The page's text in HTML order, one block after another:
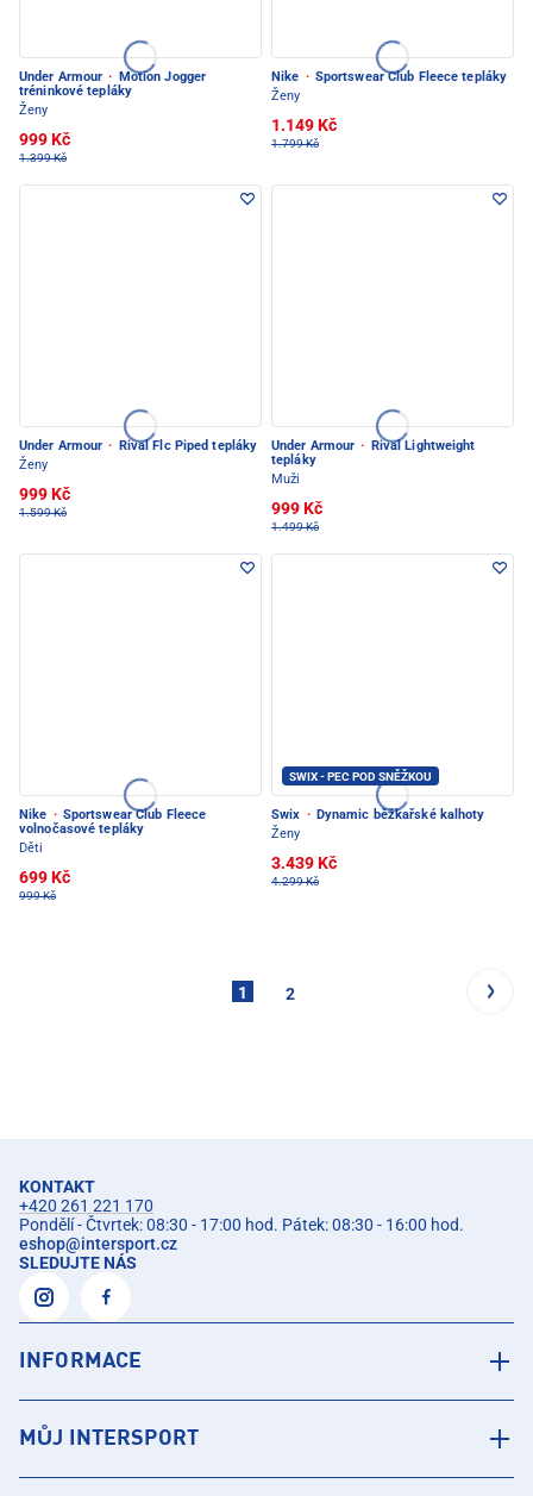
Under Armour ·
Motion Jogger
tréninkové tepláky
Ženy
999 Kč
1.399 Kč
Nike · Sportswear Club Fleece tepláky
Ženy
1.149 Kč
1.799 Kč
Under Armour ·
Rival Flc Piped tepláky
Ženy
999 Kč
1.599 Kč
Under Armour ·
Rival Lightweight
tepláky
Muži
999 Kč
1.499 Kč
Nike · Sportswear Club Fleece
volnočasové tepláky
Děti
699 Kč
999 Kč
SWIX - PEC POD SNĚŽKOU
Swix · Dynamic běžkařské kalhoty
Ženy
3.439 Kč
4.299 Kč
1 2
KONTAKT
+420 261 221 170
Pondělí - Čtvrtek: 08:30 - 17:00 hod. Pátek: 08:30 - 16:00 hod.
eshop@intersport.cz
SLEDUJTE NÁS
INFORMACE
MŮJ INTERSPORT